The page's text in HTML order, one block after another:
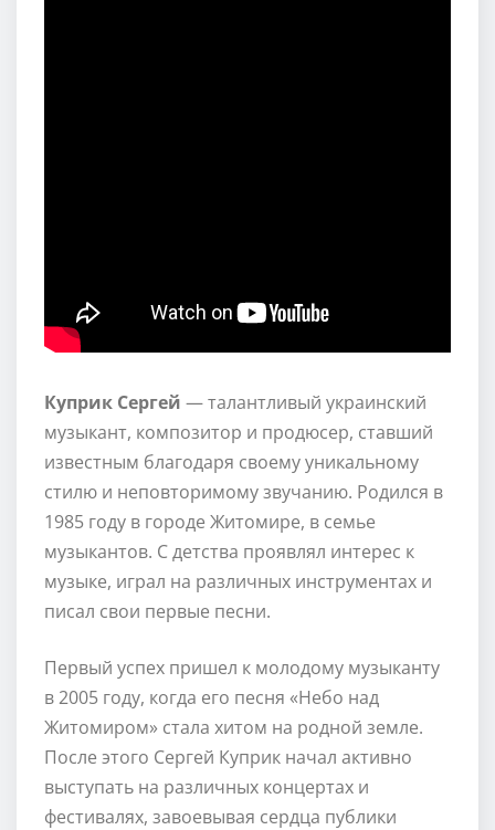
Куприк Сергей — талантливый украинский
музыкант, композитор и продюсер, ставший
известным благодаря своему уникальному
стилю и неповторимому звучанию. Родился в
1985 году в городе Житомире, в семье
музыкантов. С детства проявлял интерес к
музыке, играл на различных инструментах и
писал свои первые песни.
Первый успех пришел к молодому музыканту
в 2005 году, когда его песня «Небо над
Житомиром» стала хитом на родной земле.
После этого Сергей Куприк начал активно
выступать на различных концертах и
фестивалях, завоевывая сердца публики